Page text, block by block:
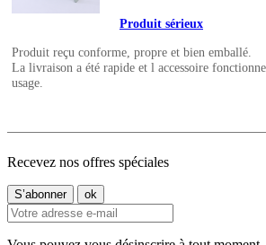
Produit sérieux
Produit reçu conforme, propre et bien emballé.
La livraison a été rapide et l accessoire
usage.
Recevez nos offres spéciales